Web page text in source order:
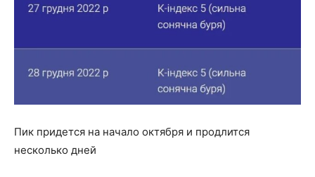
Пик придется на начало октября и продлится
несколько дней